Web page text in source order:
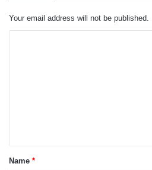
Your email address will not be published.
t
*Name *